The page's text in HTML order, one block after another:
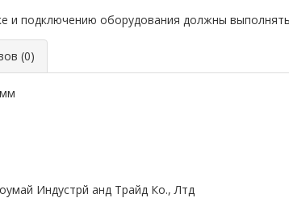
и подключению оборудования должны
(0)
Индустрй анд Трайд Ко., Лтд